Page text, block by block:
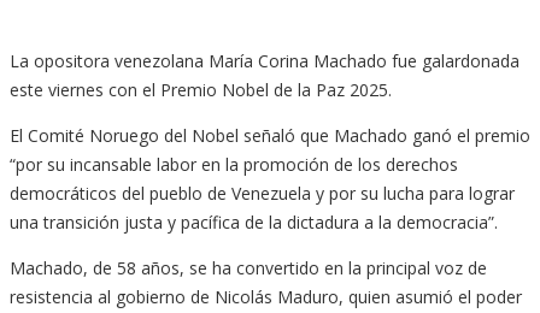
La opositora venezolana María Corina Machado fue galardonada
este viernes con el Premio Nobel de la Paz 2025.
El Comité Noruego del Nobel señaló que Machado ganó el premio
“por su incansable labor en la promoción de los derechos
democráticos del pueblo de Venezuela y por su lucha para lograr
una transición justa y pacífica de la dictadura a la democracia”.
Machado, de 58 años, se ha convertido en la principal voz de
resistencia al gobierno de Nicolás Maduro, quien asumió el poder